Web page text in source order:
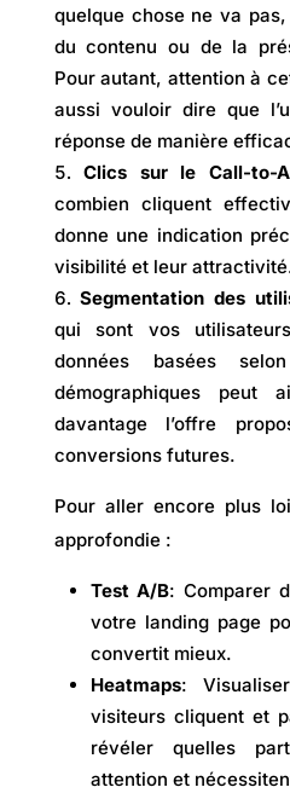
quelque chose ne va
du contenu ou de la
Pour autant, attention à
aussi vouloir dire que
réponse de manière
Clics sur le Call-to-
combien cliquent
donne une indication
visibilité et leur
Segmentation des
qui sont vos
données basées
démographiques peut
davantage l’offre
conversions futures.
Pour aller encore plus
approfondie :
Test A/B: Comparer
votre landing page
convertit mieux.
Heatmaps:
visiteurs cliquent et
révéler quelles
attention et